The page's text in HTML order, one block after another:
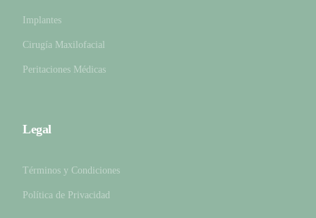
Implantes
Cirugía Maxilofacial
Peritaciones Médicas
Legal
Términos y Condiciones
Política de Privacidad